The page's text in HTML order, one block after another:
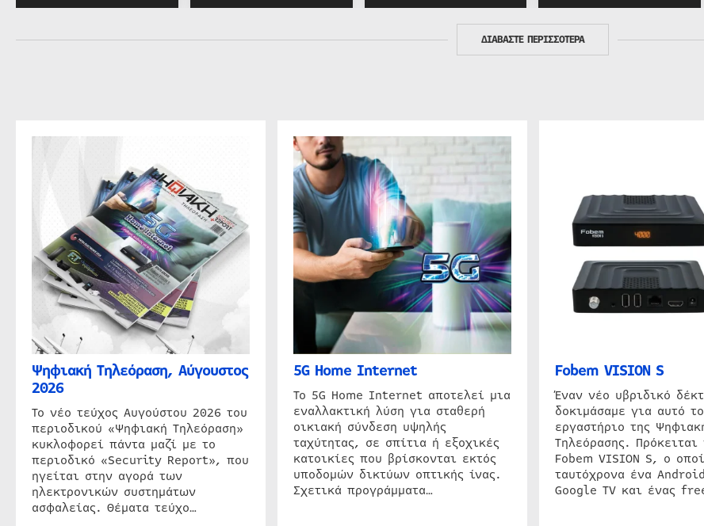
ΔΙΑΒΑΣΤΕ ΠΕΡΙΣΣΟΤΕΡΑ
Ψηφιακή Τηλεόραση, Αύγουστος
2026
Το νέο τεύχος Αυγούστου 2026 του
περιοδικού «Ψηφιακή Τηλεόραση»
κυκλοφορεί πάντα μαζί με το
περιοδικό «Security Report», που
ηγείται στην αγορά των
ηλεκτρονικών συστημάτων
ασφαλείας. Θέματα τεύχο…
5G Home Internet
Το 5G Home Internet αποτελεί μια
εναλλακτική λύση για σταθερή
οικιακή σύνδεση υψηλής
ταχύτητας, σε σπίτια ή εξοχικές
κατοικίες που βρίσκονται εκτός
υποδομών δικτύων οπτικής ίνας.
Σχετικά προγράμματα…
Fobem VISION S
Έναν νέο υβριδικό
δοκιμάσαμε για αυτό
εργαστήριο της
Τηλεόρασης. Πρόκειται
Fobem VISION S, ο
ταυτόχρονα ένα
Google TV και ένας